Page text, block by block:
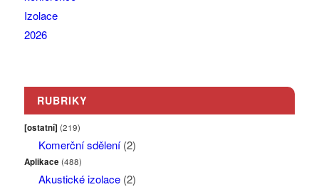
RUBRIKY
[ostatní] (219)
Komerční sdělení(2)
Aplikace (488)
Akustické izolace(2)